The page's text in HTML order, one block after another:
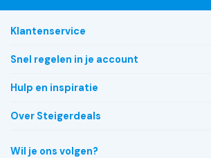
Klantenservice
Snel regelen in je account
Hulp en inspiratie
Over Steigerdeals
Wil je ons volgen?